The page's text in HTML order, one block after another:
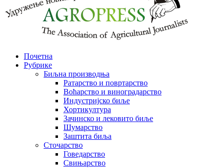
Почетна
Рубрике
Биљна производња
Ратарство и повртарство
Воћарство и виноградарство
Индустријско биље
Хортикултура
Зачинско и лековито биље
Шумарство
Заштита биља
Сточарство
Говедарство
Свињарство